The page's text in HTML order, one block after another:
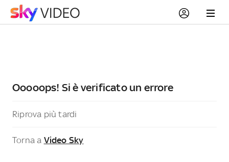
Ooooops! Si è verificato un errore
Riprova più tardi
Torna a Video Sky